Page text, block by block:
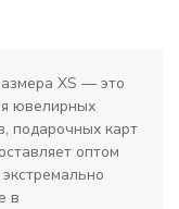
XS — это
ювелирных
подарочных карт
оптом
в